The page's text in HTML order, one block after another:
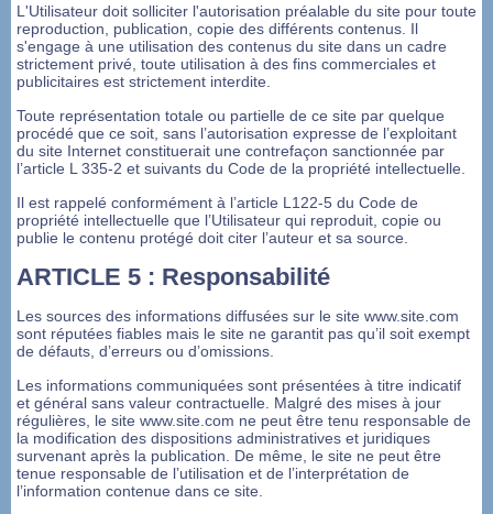
L'Utilisateur doit solliciter l'autorisation préalable du site pour toute
reproduction, publication, copie des différents contenus. Il
s'engage à une utilisation des contenus du site dans un cadre
strictement privé, toute utilisation à des fins commerciales et
publicitaires est strictement interdite.
Toute représentation totale ou partielle de ce site par quelque
procédé que ce soit, sans l’autorisation expresse de l’exploitant
du site Internet constituerait une contrefaçon sanctionnée par
l’article L 335-2 et suivants du Code de la propriété intellectuelle.
Il est rappelé conformément à l’article L122-5 du Code de
propriété intellectuelle que l’Utilisateur qui reproduit, copie ou
publie le contenu protégé doit citer l’auteur et sa source.
ARTICLE 5 : Responsabilité
Les sources des informations diffusées sur le site www.site.com
sont réputées fiables mais le site ne garantit pas qu’il soit exempt
de défauts, d’erreurs ou d’omissions.
Les informations communiquées sont présentées à titre indicatif
et général sans valeur contractuelle. Malgré des mises à jour
régulières, le site www.site.com ne peut être tenu responsable de
la modification des dispositions administratives et juridiques
survenant après la publication. De même, le site ne peut être
tenue responsable de l’utilisation et de l’interprétation de
l’information contenue dans ce site.